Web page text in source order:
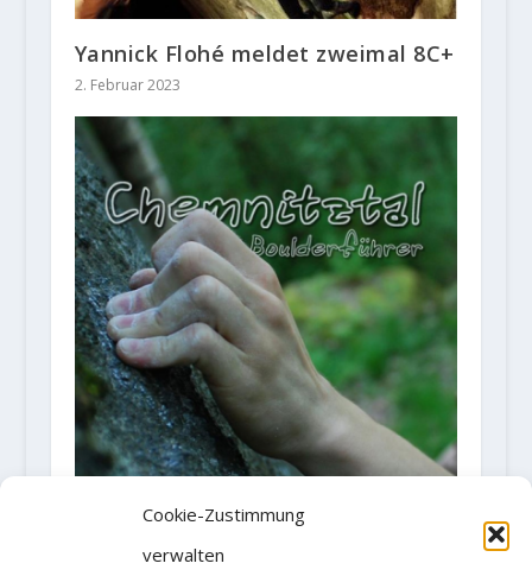
Cookie-Zustimmung
verwalten
Yannick Flohé meldet zweimal 8C+
2. Februar 2023